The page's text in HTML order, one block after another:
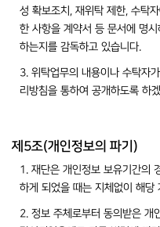
성 확보조치, 재위탁 제한, 수탁
한 사항을 계약서 등 문서에 명
하는지를 감독하고 있습니다.
3. 위탁업무의 내용이나 수탁자
리방침을 통하여 공개하도록 하
제5조(개인정보의 파기)
1. 재단은 개인정보 보유기간의
하게 되었을 때는 지체없이 해당
2. 정보 주체로부터 동의받은 개